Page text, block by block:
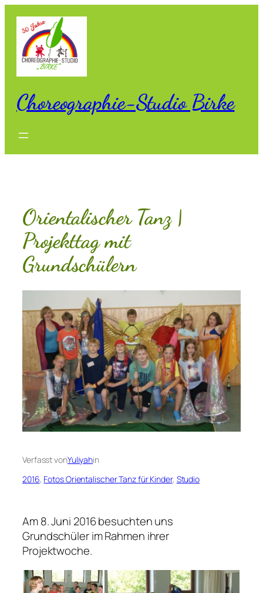
Inhalt
springen
Choreographie-Studio Birke
Orientalischer Tanz |
Projekttag mit
Grundschülern
Verfasst vonYuliyahin
2016, Fotos Orientalischer Tanz für Kinder, Studio
Am 8. Juni 2016 besuchten uns
Grundschüler im Rahmen ihrer
Projektwoche.